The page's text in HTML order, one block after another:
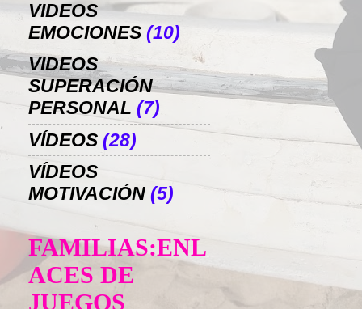
VIDEOS
EMOCIONES (10)
VIDEOS
SUPERACIÓN
PERSONAL (7)
VÍDEOS (28)
VÍDEOS
MOTIVACIÓN (5)
FAMILIAS:ENL
ACES DE
JUEGOS